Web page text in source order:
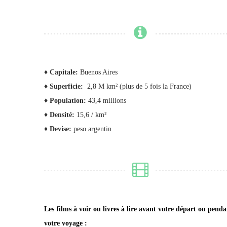
♦ Capitale: Buenos Aires
♦ Superficie: 2,8 M km² (plus de 5 fois la France)
♦ Population: 43,4 millions
♦ Densité: 15,6 / km²
♦ Devise: peso argentin
Les films à voir ou livres à lire avant votre départ ou
votre voyage :